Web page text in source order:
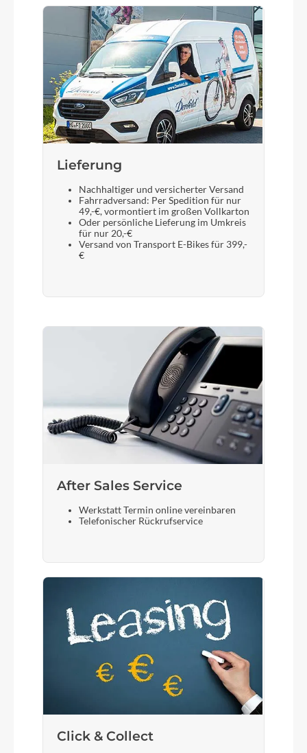
Lieferung
Nachhaltiger und versicherter Versand
Fahrradversand: Per Spedition für nur
49,-€, vormontiert im großen Vollkarton
Oder persönliche Lieferung im Umkreis
für nur 20,-€
Versand von Transport E-Bikes für 399,-
€
After Sales Service
Werkstatt Termin online vereinbaren
Telefonischer Rückrufservice
Click & Collect